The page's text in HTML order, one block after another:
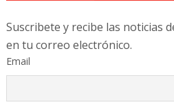
Suscribete y recibe las noticias
en tu correo electrónico.
Email